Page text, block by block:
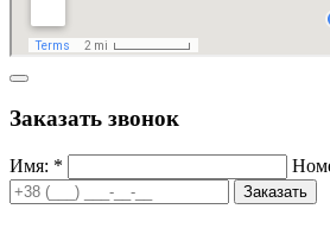
Заказать звонок
Имя: *
Заказать